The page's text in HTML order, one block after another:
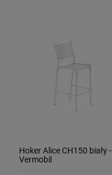
Hoker Alice CH150 biały -
Vermobil